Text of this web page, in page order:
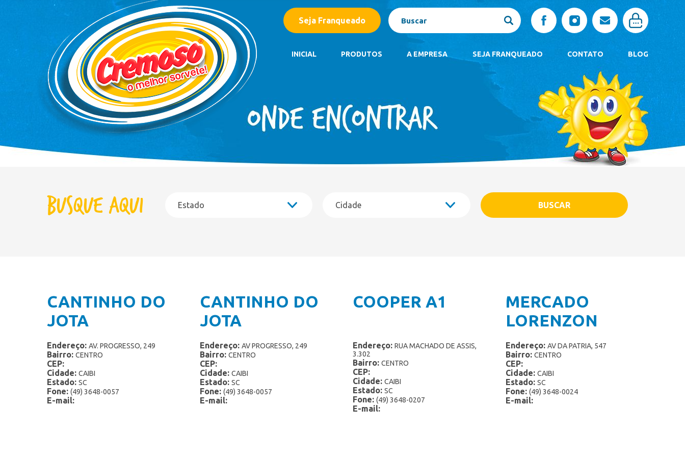
Seja Franqueado
INICIAL PRODUTOS
Barrinhas
Bombom Gelado
Caixas
Kids
Potes 1,5 Litro
Potes 2 Litros
Sorvete Grego
A EMPRESA SEJA FRANQUEADO CONTATO BLOG
Barrinhas
Bombom Gelado
Caixas
Casquinhas
Copos de Sobremesa
Kids
Linha Gourmet
Linha Zero Lactose
Busque aqui
CANTINHO DO
JOTA
Endereço: AV. PROGRESSO, 249
Bairro: CENTRO
CEP:
Cidade: CAIBI
Estado: SC
Fone: (49) 3648-0057
E-mail:
CANTINHO DO
JOTA
Endereço: AV PROGRESSO, 249
Bairro: CENTRO
CEP:
Cidade: CAIBI
Estado: SC
Fone: (49) 3648-0057
E-mail:
COOPER A1
Endereço: RUA MACHADO DE ASSIS,
3.302
Bairro: CENTRO
CEP:
Cidade: CAIBI
Estado: SC
Fone: (49) 3648-0207
E-mail:
MERCADO
LORENZON
Endereço: AV DA PATRIA, 547
Bairro: CENTRO
CEP:
Cidade: CAIBI
Estado: SC
Fone: (49) 3648-0024
E-mail: